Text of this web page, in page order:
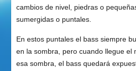
cambios de nivel, piedras o
sumergidas o puntales.
En estos puntales el bass siempre
en la sombra, pero cuando llegue el
esa sombra, el bass quedará